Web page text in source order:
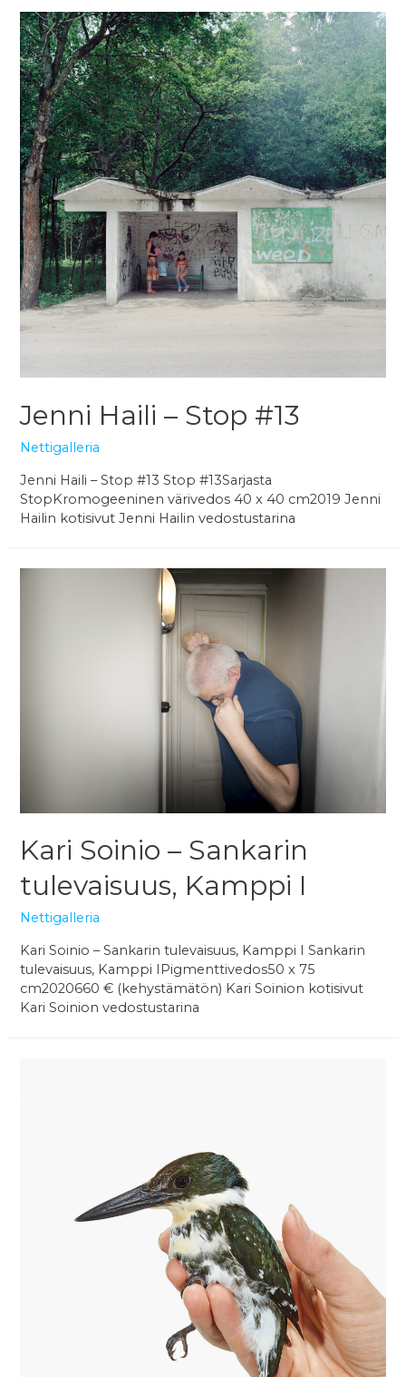
Jenni Haili – Stop #13
Nettigalleria
Jenni Haili – Stop #13 Stop #13Sarjasta
StopKromogeeninen värivedos 40 x 40 cm2019 Jenni
Hailin kotisivut Jenni Hailin vedostustarina
Kari Soinio – Sankarin
tulevaisuus, Kamppi I
Nettigalleria
Kari Soinio – Sankarin tulevaisuus, Kamppi I Sankarin
tulevaisuus, Kamppi IPigmenttivedos50 x 75
cm2020660 € (kehystämätön) Kari Soinion kotisivut
Kari Soinion vedostustarina